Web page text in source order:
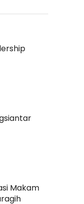
Makam